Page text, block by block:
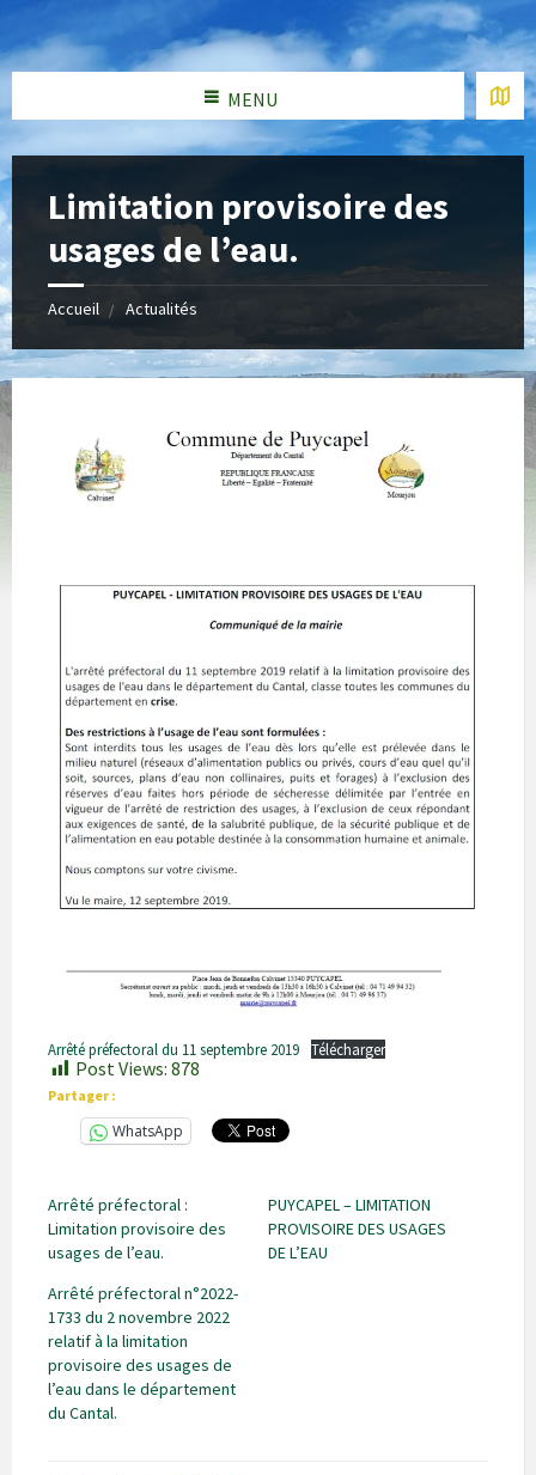
MENU
Limitation provisoire des
usages de l’eau.
Accueil Actualités
Arrêté préfectoral du 11 septembre 2019 Télécharger
Post Views: 878
Partager :
WhatsApp
Arrêté préfectoral :
Limitation provisoire des
usages de l’eau.
PUYCAPEL – LIMITATION
PROVISOIRE DES USAGES
DE L’EAU
Arrêté préfectoral n°2022-
1733 du 2 novembre 2022
relatif à la limitation
provisoire des usages de
l’eau dans le département
du Cantal.